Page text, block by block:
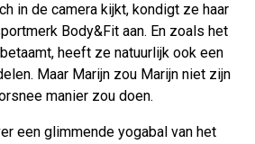
in de camera kijkt, kondigt ze haar
Body&Fit aan. En zoals het
heeft ze natuurlijk ook een
Maar Marijn zou Marijn niet zijn
manier zou doen.
een glimmende yogabal van het